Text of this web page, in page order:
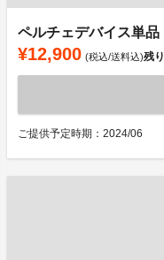
ペルチェデバイス単品
¥12,900 (税込/送料込)残り
ご提供予定時期：2024/06